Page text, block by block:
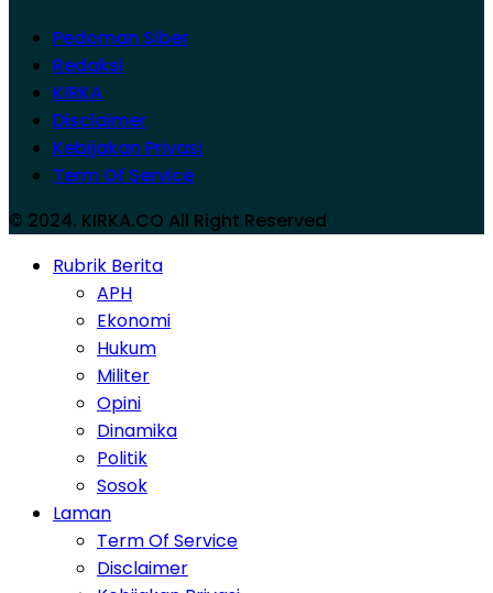
Pedoman Siber
Redaksi
KIRKA
Disclaimer
Kebijakan Privasi
Term Of Service
© 2024. KIRKA.CO All Right Reserved
Rubrik Berita
APH
Ekonomi
Hukum
Militer
Opini
Dinamika
Politik
Sosok
Laman
Term Of Service
Disclaimer